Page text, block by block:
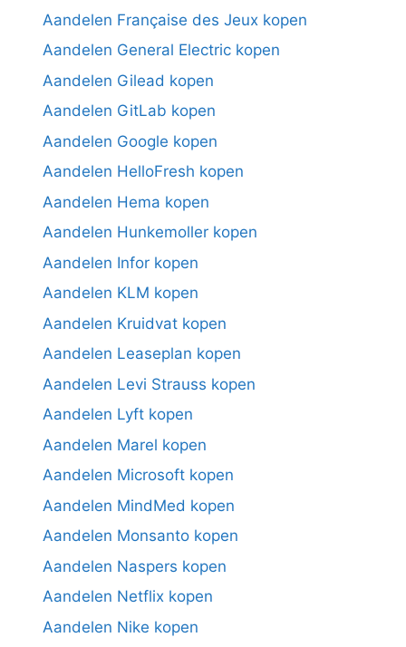
Aandelen Française des Jeux kopen
Aandelen General Electric kopen
Aandelen Gilead kopen
Aandelen GitLab kopen
Aandelen Google kopen
Aandelen HelloFresh kopen
Aandelen Hema kopen
Aandelen Hunkemoller kopen
Aandelen Infor kopen
Aandelen KLM kopen
Aandelen Kruidvat kopen
Aandelen Leaseplan kopen
Aandelen Levi Strauss kopen
Aandelen Lyft kopen
Aandelen Marel kopen
Aandelen Microsoft kopen
Aandelen MindMed kopen
Aandelen Monsanto kopen
Aandelen Naspers kopen
Aandelen Netflix kopen
Aandelen Nike kopen